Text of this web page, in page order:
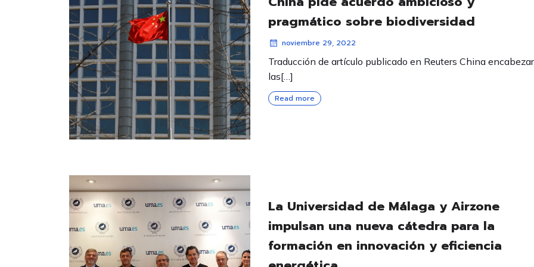
pragmático sobre biodiversidad
noviembre 29, 2022
Traducción de artículo publicado en Reuters China
las[…]
Read more
La Universidad de Málaga y Airzone
impulsan una nueva cátedra para la
formación en innovación y eficiencia